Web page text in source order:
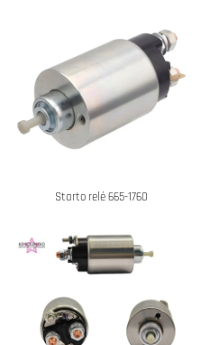
Starto relė 665-1760